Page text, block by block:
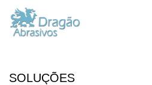
SOLUÇÕES